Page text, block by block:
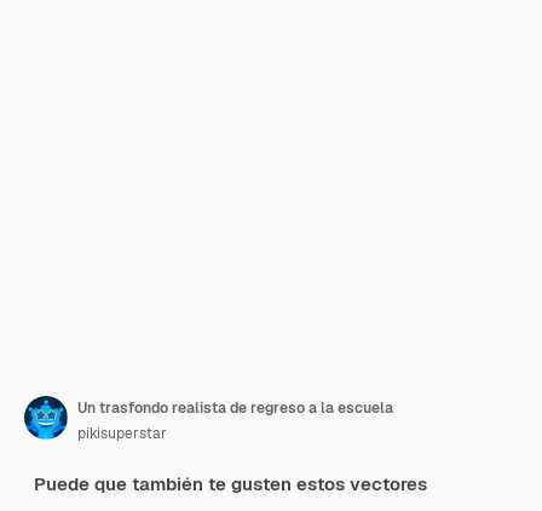
Un trasfondo realista de regreso a la escuela
pikisuperstar
Puede que también te gusten estos vectores